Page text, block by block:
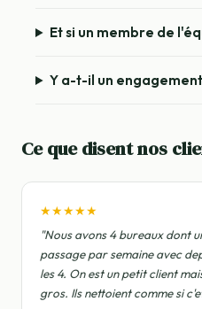
Et si un membre de
Y a-t-il un
Ce que disent nos
★★★★★
"Nous avons 4 bureaux dont
passage par semaine avec
les 4. On est un petit client
gros. Ils nettoient comme si